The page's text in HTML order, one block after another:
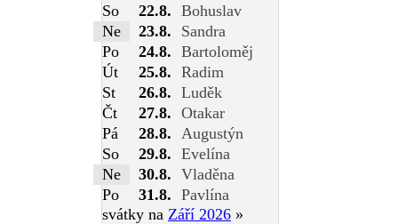
So
22.8. Bohuslav
Ne
23.8.
Sandra
Po
24.8. Bartoloměj
Út
25.8. Radim
St
26.8. Luděk
Čt
27.8. Otakar
Pá
28.8.
Augustýn
So
29.8. Evelína
Ne
30.8. Vladěna
Po
31.8. Pavlína
svátky na Září 2026 »